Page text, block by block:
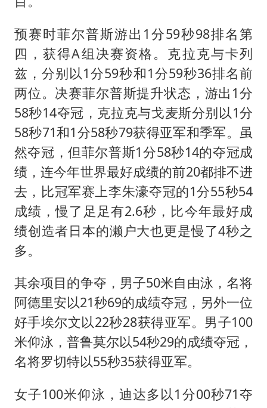
预赛时菲尔普斯游出1分59秒98排名第
四，获得A组决赛资格。克拉克与卡列
兹，分别以1分59秒和1分59秒36排名前
两位。决赛菲尔普斯提升状态，游出1分
58秒14夺冠，克拉克与戈麦斯分别以1分
58秒71和1分58秒79获得亚军和季军。虽
然夺冠，但菲尔普斯1分58秒14的夺冠成
绩，连今年世界最好成绩的前20都排不进
去，比冠军赛上李朱濠夺冠的1分55秒54
成绩，慢了足足有2.6秒，比今年最好成
绩创造者日本的濑户大也更是慢了4秒之
多。
其余项目的争夺，男子50米自由泳，名将
阿德里安以21秒69的成绩夺冠，另外一位
好手埃尔文以22秒28获得亚军。男子100
米仰泳，普鲁莫尔以54秒29的成绩夺冠，
名将罗切特以55秒35获得亚军。
女子100米仰泳，迪达多以1分00秒71夺